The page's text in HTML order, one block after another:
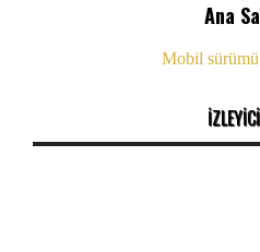
Ana
Mobil